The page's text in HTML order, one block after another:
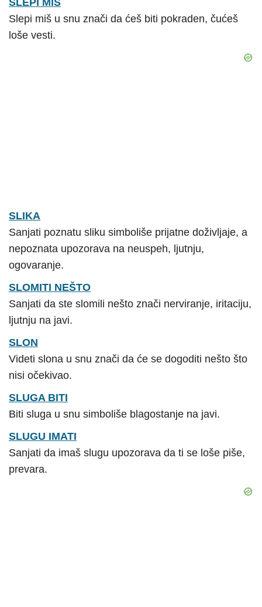
Slepi miš u snu znači da ćeš biti pokraden, čućeš
loše vesti.
SLIKA
Sanjati poznatu sliku simboliše prijatne doživljaje, a
nepoznata upozorava na neuspeh, ljutnju,
ogovaranje.
SLOMITI NEŠTO
Sanjati da ste slomili nešto znači nerviranje, iritaciju,
ljutnju na javi.
SLON
Videti slona u snu znači da će se dogoditi nešto što
nisi očekivao.
SLUGA BITI
Biti sluga u snu simboliše blagostanje na javi.
SLUGU IMATI
Sanjati da imaš slugu upozorava da ti se loše piše,
prevara.